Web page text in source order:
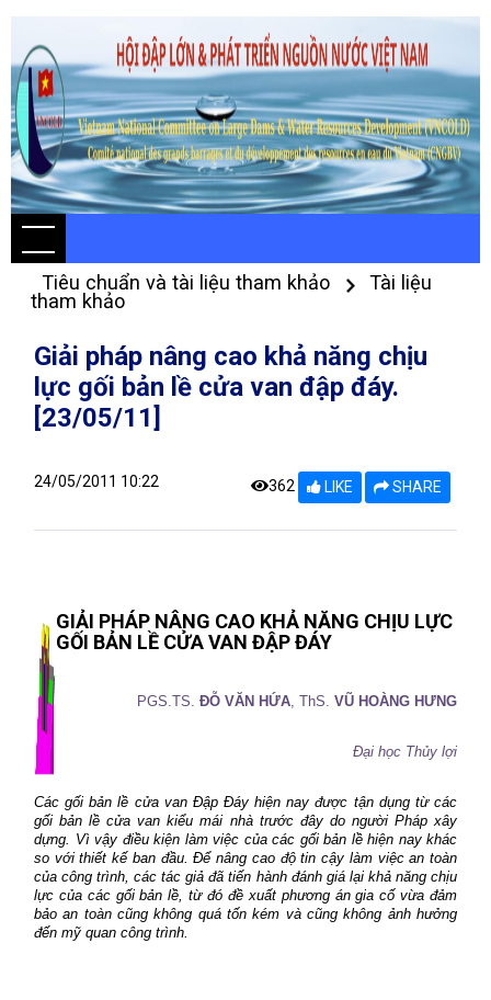
Tiêu chuẩn và tài liệu tham khảo
Tài liệu
tham khảo
Giải pháp nâng cao khả năng chịu
lực gối bản lề cửa van đập đáy.
[23/05/11]
24/05/2011 10:22 362 LIKE SHARE
GIẢI PHÁP NÂNG CAO KHẢ NĂNG CHỊU LỰC
GỐI BẢN LỀ CỬA VAN ĐẬP ĐÁY
PGS.TS. ĐỖ VĂN HỨA, ThS. VŨ HOÀNG HƯNG
Đại học Thủy lợi
Các gối bản lề cửa van Đập Đáy hiện nay được tận dụng từ các
gối bản lề cửa van kiểu mái nhà trước đây do người Pháp xây
dựng. Vì vậy điều kiện làm việc của các gối bản lề hiện nay khác
so với thiết kế ban đầu. Để nâng cao độ tin cậy làm việc an toàn
của công trình, các tác giả đã tiến hành đánh giá lại khả năng chịu
lực của các gối bản lề, từ đó đề xuất phương án gia cố vừa đảm
bảo an toàn cũng không quá tốn kém và cũng không ảnh hưởng
đến mỹ quan công trình.